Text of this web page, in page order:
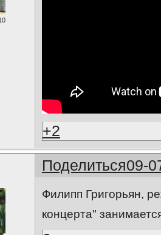
+2
Поделиться09-
Филипп Григорьян,
концерта"